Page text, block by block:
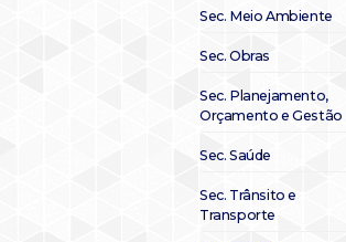
Sec. Meio Ambiente
Sec. Obras
Sec. Planejamento,
Orçamento e Gestão
Sec. Saúde
Sec. Trânsito e
Transporte